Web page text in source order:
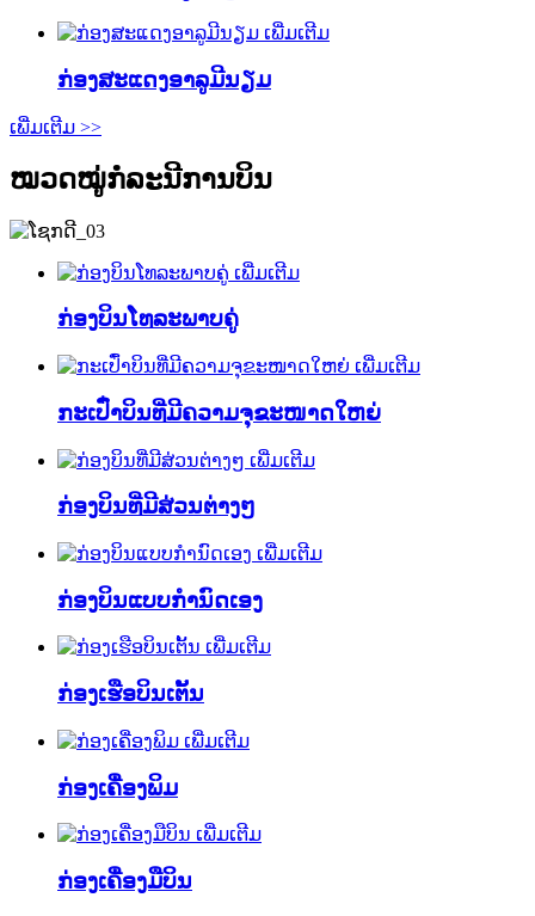
ເພີ່ມເຕີມ
ກ່ອງສະແດງອາລູມີນຽມ
ເພີ່ມເຕີມ >>
ໝວດໝູ່ກໍລະນີການບິນ
ເພີ່ມເຕີມ
ກ່ອງບິນໂທລະພາບຄູ່
ເພີ່ມເຕີມ
ກະເປົ໋າບິນທີ່ມີຄວາມຈຸຂະໜາດໃຫຍ່
ເພີ່ມເຕີມ
ກ່ອງບິນທີ່ມີສ່ວນຕ່າງໆ
ເພີ່ມເຕີມ
ກ່ອງບິນແບບກຳນົດເອງ
ເພີ່ມເຕີມ
ກ່ອງເຮືອບິນເຕັ້ນ
ເພີ່ມເຕີມ
ກ່ອງເຄື່ອງພິມ
ເພີ່ມເຕີມ
ກ່ອງເຄື່ອງມືບິນ